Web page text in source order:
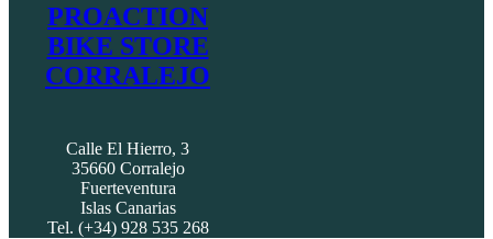
PROACTION
BIKE STORE
CORRALEJO
Calle El Hierro, 3
35660 Corralejo
Fuerteventura
Islas Canarias
Tel. (+34) 928 535 268